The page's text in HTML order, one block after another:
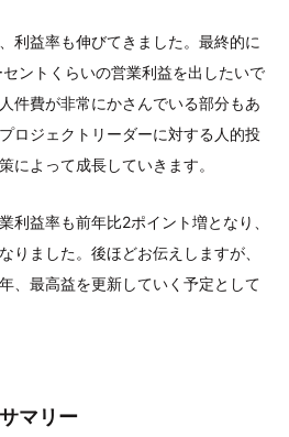
利益率も伸びてきました。最終的に
ントくらいの営業利益を出したいで
件費が非常にかさんでいる部分もあ
ロジェクトリーダーに対する人的投
によって成長していきます。
利益率も前年比2ポイント増となり、
りました。後ほどお伝えしますが、
、最高益を更新していく予定として
マリー